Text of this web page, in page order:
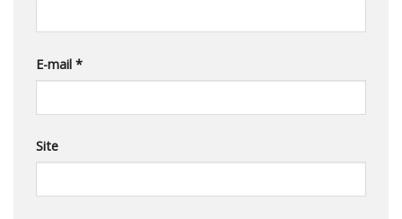
E-mail *
Site